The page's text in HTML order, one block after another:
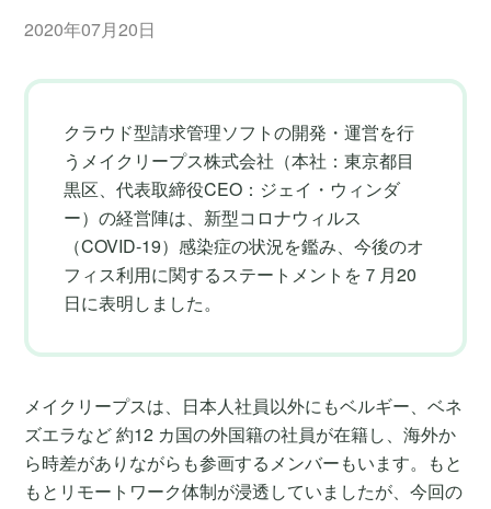
2020年07月20日
クラウド型請求管理ソフトの開発・運営を行
うメイクリープス株式会社（本社：東京都目
黒区、代表取締役CEO：ジェイ・ウィンダ
ー）の経営陣は、新型コロナウィルス
（COVID-19）感染症の状況を鑑み、今後のオ
フィス利用に関するステートメントを７月20
日に表明しました。
メイクリープスは、日本人社員以外にもベルギー、ベネ
ズエラなど 約12 カ国の外国籍の社員が在籍し、海外か
ら時差がありながらも参画するメンバーもいます。もと
もとリモートワーク体制が浸透していましたが、今回の